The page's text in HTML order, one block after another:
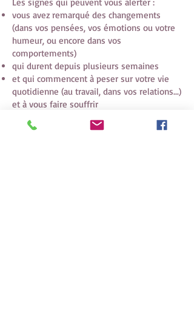
vous avez remarqué des changements
(dans vos pensées, vos émotions ou votre
humeur, ou encore dans vos
comportements)
qui durent depuis plusieurs semaines
et qui commencent à peser sur votre vie
quotidienne (au travail, dans vos relations...)
et à vous faire souffrir
Si vous êtes dans cette situation, il peut